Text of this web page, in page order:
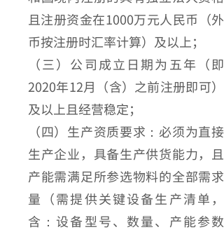
且注册资金在1000万元人民币（外
币按注册时汇率计算）及以上；
（三）公司成立日期为五年（即
2020年12月（含）之前注册即可）
及以上且经营稳定；
（四）生产资质要求：必须为直接
生产企业，具备生产供货能力，且
产能需满足所参选物料的全部需求
量（需提供关键设备生产清单，
含：设备型号、数量、产能参数